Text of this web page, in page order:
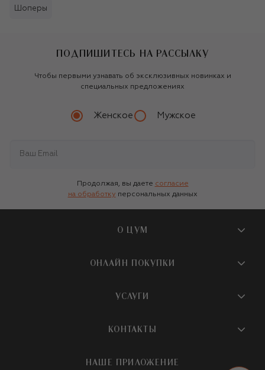
Шоперы
ПОДПИШИТЕСЬ НА РАССЫЛКУ
Чтобы первыми узнавать об эксклюзивных новинках и
специальных предложениях
Женское Мужское
Продолжая, вы даете согласие
на обработку персональных данных
О ЦУМ
О магазине
Бутики и ПВЗ ЦУМ
Карьера
ОНЛАЙН ПОКУПКИ
Доставка
УСЛУГИ
Подарочная карта
КОНТАКТЫ
НАШЕ ПРИЛОЖЕНИЕ